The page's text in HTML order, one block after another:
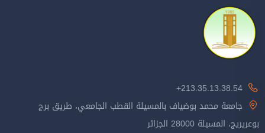
213.35.13.38.54+
جامعة محمد بوضياف بالمسيلة القطب الجامعي، طريق برج
بوعريريج، المسيلة 28000 الجزائر